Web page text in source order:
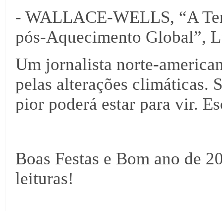
- WALLACE-WELLS, “A
pós-Aquecimento Global”,
Um jornalista norte-
pelas alterações climáticas.
pior poderá estar para vir.
Boas Festas e Bom ano de
leituras!